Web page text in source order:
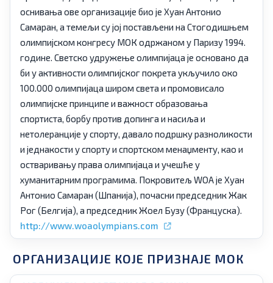
оснивања ове организације био је Хуан Антонио
Самаран, а темељи су јој постављени на Стогодишњем
олимпијском конгресу МОК одржаном у Паризу 1994.
године. Светско удружење олимпијаца је основано да
би у активности олимпијског покрета укључило око
100.000 олимпијаца широм света и промовисало
олимпијске принципе и важност образовања
спортиста, борбу против допинга и насиља и
нетолеранције у спорту, давало подршку разноликости
и једнакости у спорту и спортском менаџменту, као и
остваривању права олимпијаца и учешће у
хуманитарним програмима. Покровитељ WOA је Хуан
Антонио Самаран (Шпанија), почасни председник Жак
Рог (Белгија), а председник Жоел Бузу (Француска).
http://www.woaolympians.com
ОРГАНИЗАЦИЈЕ КОЈЕ ПРИЗНАЈЕ МОК